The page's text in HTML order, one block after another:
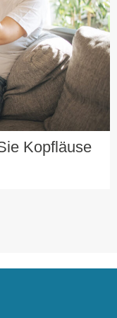
Kopfläuse